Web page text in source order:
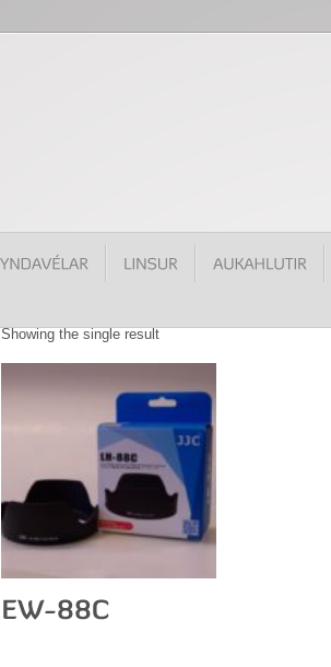
Showing the single result